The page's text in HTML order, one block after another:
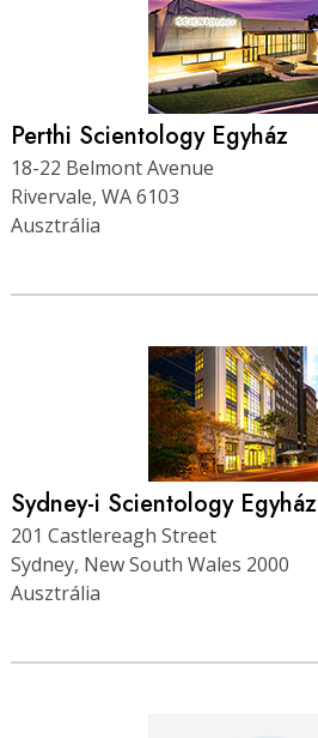
Perthi Scientology Egyház
18-22 Belmont Avenue
Rivervale, WA 6103
Ausztrália
Sydney-i Scientology Egyház
201 Castlereagh Street
Sydney, New South Wales 2000
Ausztrália